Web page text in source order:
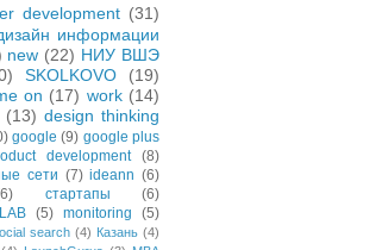
development (31)
информации
new (22) НИУ ВШЭ
SKOLKOVO
(19)
on (17) work (14)
(13) design thinking
google (9) google plus
development
(8)
сети (7) ideann (6)
стартапы
(6)
(5) monitoring (5)
search (4) Казань (4)